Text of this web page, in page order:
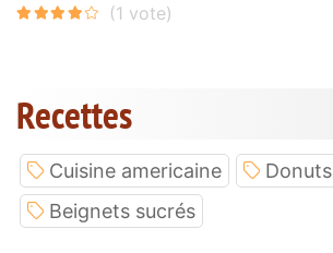
Recettes
Cuisine americaine Donuts
Beignets sucrés